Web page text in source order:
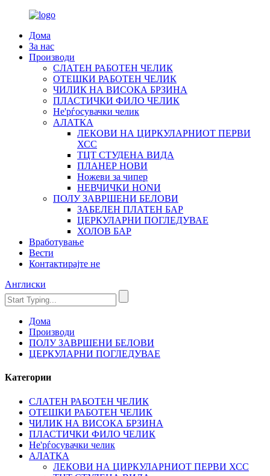
Дома
За нас
Производи
СЛАТЕН РАБОТЕН ЧЕЛИК
OTЕШКИ РАБОТЕН ЧЕЛИК
ЧИЛИК НА ВИСОКА БРЗИНА
ПЛАСТИЧКИ ФИЛО ЧЕЛИК
Не'рѓосувачки челик
АЛАТКА
ЛЕКОВИ НА ЦИРКУЛАРНИОТ ПЕРВИ
ХСС
ТЦТ СТУДЕНА ВИДА
ПЛАНЕР НОВИ
Ножеви за чипер
НЕВЧИЧКИ НОNИ
ПОЛУ ЗАВРШЕНИ БЕЛОВИ
ЗАБЕЛЕН ПЛАТЕН БАР
ЦЕРКУЛАРНИ ПОГЛЕДУВАЕ
ХОЛОВ БАР
Вработување
Вести
Контактирајте не
Англиски
Дома
Производи
ПОЛУ ЗАВРШЕНИ БЕЛОВИ
ЦЕРКУЛАРНИ ПОГЛЕДУВАЕ
Категории
СЛАТЕН РАБОТЕН ЧЕЛИК
OTЕШКИ РАБОТЕН ЧЕЛИК
ЧИЛИК НА ВИСОКА БРЗИНА
ПЛАСТИЧКИ ФИЛО ЧЕЛИК
Не'рѓосувачки челик
АЛАТКА
ЛЕКОВИ НА ЦИРКУЛАРНИОТ ПЕРВИ ХСС